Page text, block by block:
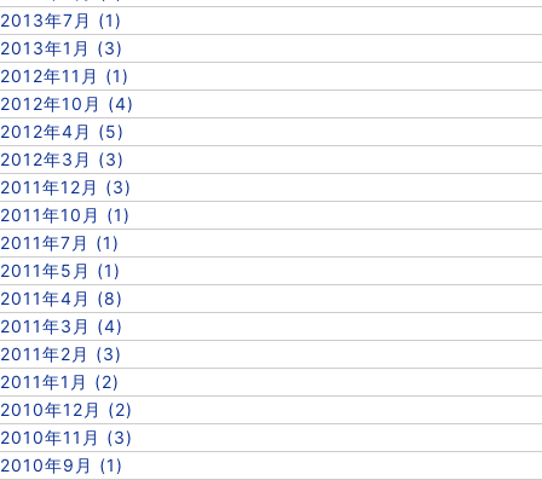
2013年7月 (1)
2013年1月 (3)
2012年11月 (1)
2012年10月 (4)
2012年4月 (5)
2012年3月 (3)
2011年12月 (3)
2011年10月 (1)
2011年7月 (1)
2011年5月 (1)
2011年4月 (8)
2011年3月 (4)
2011年2月 (3)
2011年1月 (2)
2010年12月 (2)
2010年11月 (3)
2010年9月 (1)